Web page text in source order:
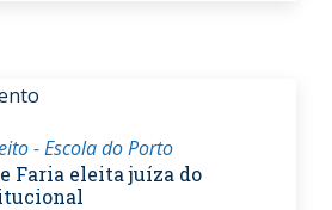
- Escola do Porto
Faria eleita juíza do